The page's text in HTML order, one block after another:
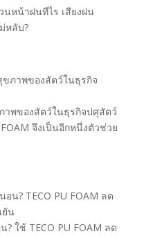
หน้าฝนทีไร เสียงฝน
หลับ?
พของสัตว์ในธุรกิจปศุสัตว์
จึงเป็นอีกหนึ่งตัวช่วย
ใช้ TECO PU FOAM ลด